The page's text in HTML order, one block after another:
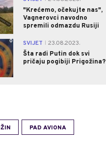
"Krećemo, očekujte nas",
Vagnerovci navodno
spremili odmazdu Rusiji
0 SVIJET
23.08.2023.
Šta radi Putin dok svi
pričaju pogibiji Prigožina?
PAD AVIONA